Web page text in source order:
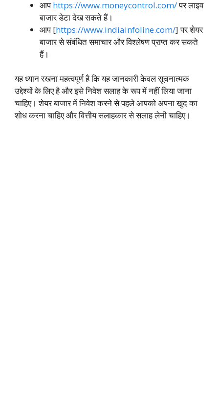
आपhttps://www.moneycontrol.com/पर लाइव
बाजार डेटा देख सकते हैं।
आप [https://www.indiainfoline.com/] पर शेयर
बाजार से संबंधित समाचार और विश्लेषण प्राप्त कर सकते
हैं।
यह ध्यान रखना महत्वपूर्ण है कि यह जानकारी केवल सूचनात्मक
उद्देश्यों के लिए है और इसे निवेश सलाह के रूप में नहीं लिया जाना
चाहिए। शेयर बाजार में निवेश करने से पहले आपको अपना खुद का
शोध करना चाहिए और वित्तीय सलाहकार से सलाह लेनी चाहिए।